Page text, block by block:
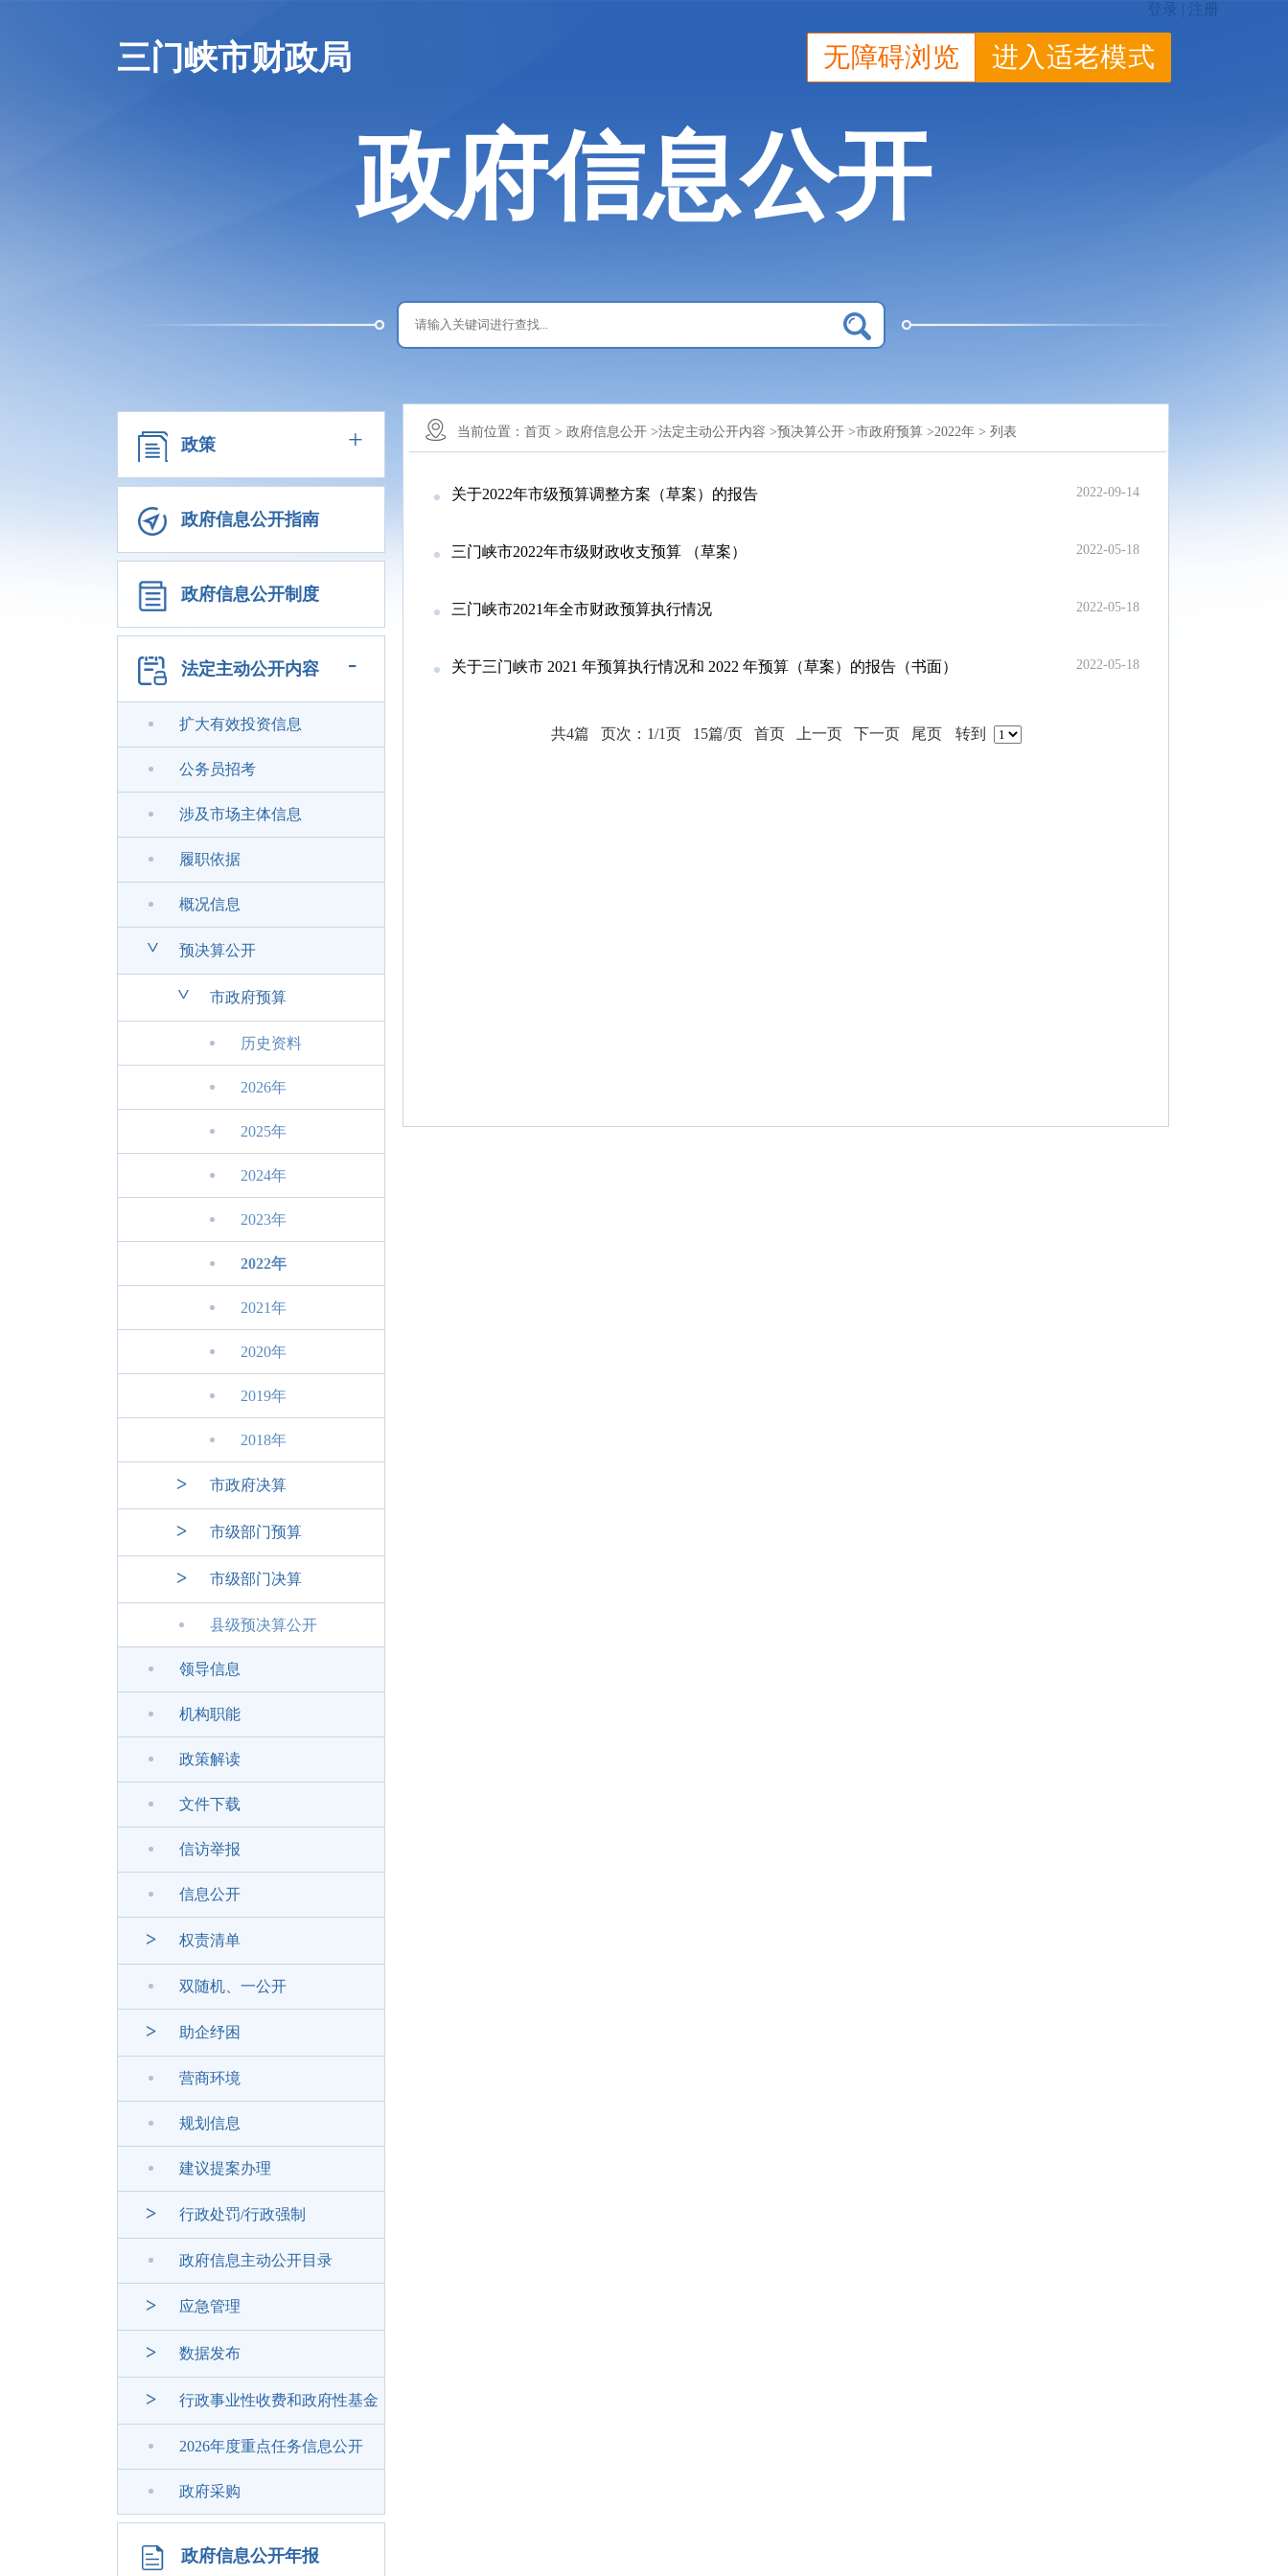
三门峡市财政局 无障碍浏览 进入适老模式
政府信息公开
政策 +
政府信息公开指南
政府信息公开制度
法定主动公开内容 -
扩大有效投资信息
公务员招考
涉及市场主体信息
履职依据
概况信息
> 预决算公开
> 市政府预算
历史资料
2026年
2025年
2024年
2023年
2022年
2021年
2020年
2019年
2018年
> 市政府决算
> 市级部门预算
> 市级部门决算
县级预决算公开
领导信息
机构职能
政策解读
文件下载
信访举报
信息公开
> 权责清单
双随机、一公开
> 助企纾困
营商环境
规划信息
建议提案办理
> 行政处罚/行政强制
政府信息主动公开目录
> 应急管理
> 数据发布
> 行政事业性收费和政府性基金
2026年度重点任务信息公开
政府采购
政府信息公开年报
当前位置： 首页 > 政府信息公开 >法定主动公开内容 >预决算公开 >市政府预算 >2022年 > 列表
关于2022年市级预算调整方案（草案）的报告 2022-09-14
三门峡市2022年市级财政收支预算 （草案） 2022-05-18
三门峡市2021年全市财政预算执行情况 2022-05-18
关于三门峡市 2021 年预算执行情况和 2022 年预算（草案）的报告（书面） 2022-05-18
共4篇 页次：1/1页 15篇/页 首页 上一页 下一页 尾页 转到